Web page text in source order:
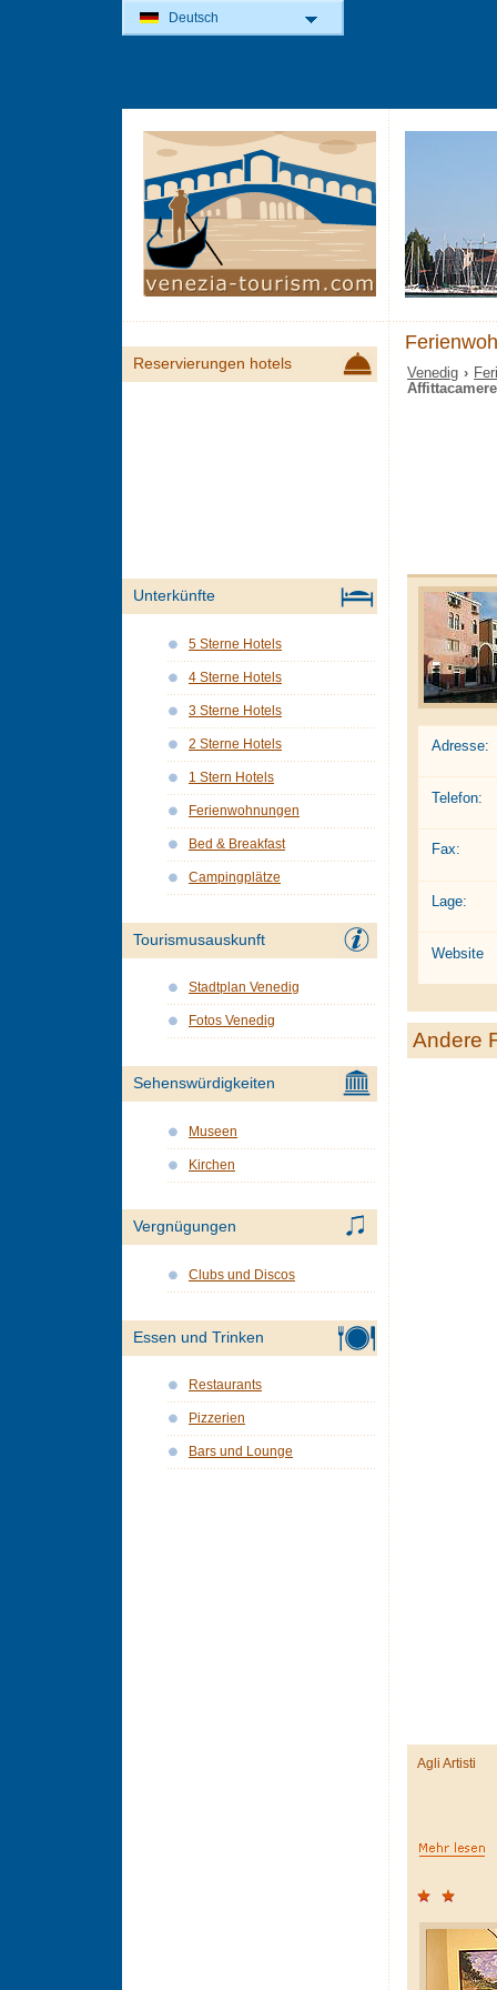
Venedig ›
Adresse:
Telefon:
Fax:
Lage:
Website
Andere
Agli Artisti
Reservierungen hotels
Unterkünfte
5 Sterne Hotels
4 Sterne Hotels
3 Sterne Hotels
2 Sterne Hotels
1 Stern Hotels
Ferienwohnungen
Bed & Breakfast
Campingplätze
Tourismusauskunft
Stadtplan Venedig
Fotos Venedig
Sehenswürdigkeiten
Museen
Kirchen
Vergnügungen
Clubs und Discos
Essen und Trinken
Restaurants
Pizzerien
Bars und Lounge
Deutsch